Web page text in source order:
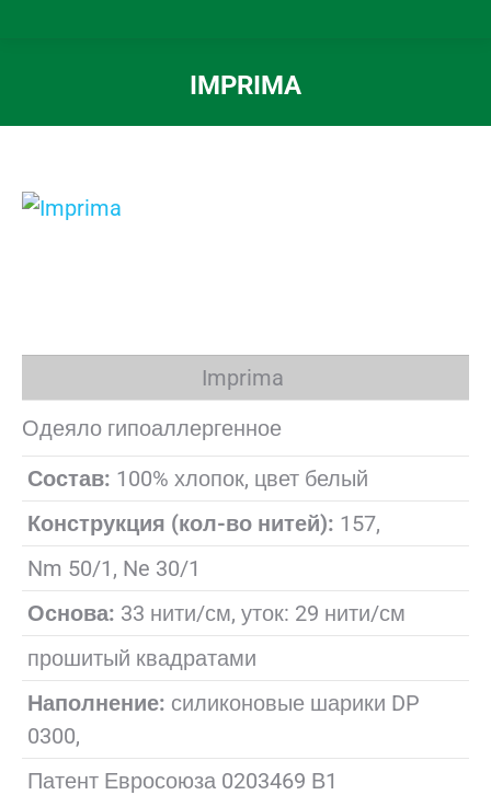
IMPRIMA
Вы здесь:
Imprima
Одеяло гипоаллергенное
Состав: 100% хлопок, цвет белый
Конструкция (кол-во нитей): 157,
Nm 50/1, Ne 30/1
Основа: 33 нити/см, уток: 29 нити/см
прошитый квадратами
Наполнение: силиконовые шарики DP
0300,
Патент Евросоюза 0203469 В1